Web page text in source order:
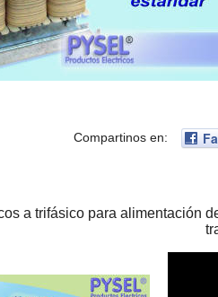
Compartinos en:
a trifásico para alimentación